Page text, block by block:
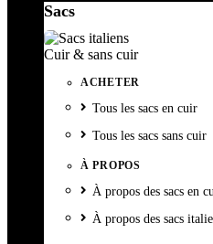
Sacs
Cuir & sans cuir
ACHETER
Tous les sacs en cuir
Tous les sacs sans cuir
À PROPOS
À propos des sacs en
À propos des sacs